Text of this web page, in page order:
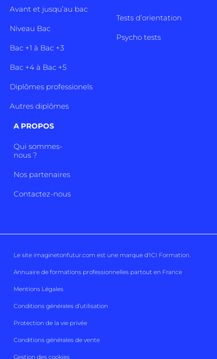
Avant et jusqu’au bac
Niveau Bac
Bac +1 à Bac +3
Bac +4 à Bac +5
Diplômes professionels
Autres diplômes
Tests d’orientation
Psycho tests
A PROPOS
Qui sommes-
nous ?
Nos partenaires
Contactez-nous
Le site imaginetonfutur.com est une marque d'ICI Formation.
Annuaire de formations professionnelles partout en France
Mentions Légales
Conditions générales d’utilisation
Protection de la vie privée
Conditions générales de vente
Gestion des cookies